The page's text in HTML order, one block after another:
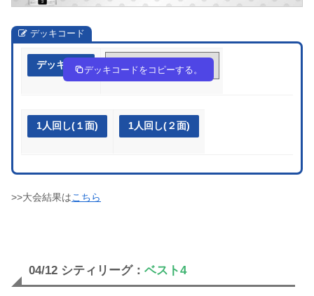
デッキコード
デッキ作成 LHLPgL-oz7G7B-PnHH9L
デッキコードをコピーする。
1人回し(１面) 1人回し(２面)
>>大会結果はこちら
04/12 シティリーグ： ベスト4